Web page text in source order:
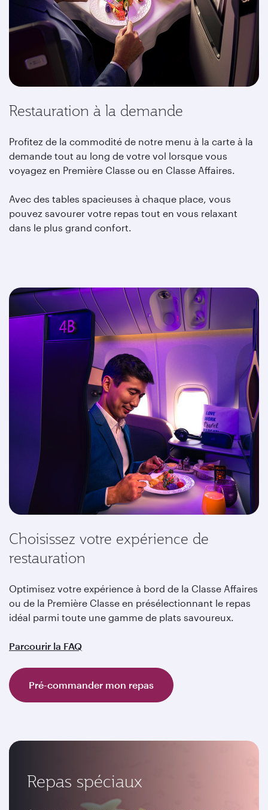
Restauration à la demande
Profitez de la commodité de notre menu à la carte à la
demande tout au long de votre vol lorsque vous
voyagez en Première Classe ou en Classe Affaires.
Avec des tables spacieuses à chaque place, vous
pouvez savourer votre repas tout en vous relaxant
dans le plus grand confort.
Choisissez votre expérience de
restauration
Optimisez votre expérience à bord de la Classe Affaires
ou de la Première Classe en présélectionnant le repas
idéal parmi toute une gamme de plats savoureux.
Parcourir la FAQ
Pré-commander mon repas
Repas spéciaux